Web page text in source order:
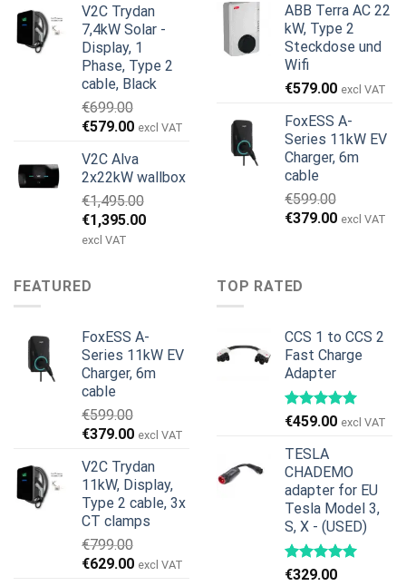
war:
€899.00
ist:
€499.00.
V2C Trydan
7,4kW Solar -
Display, 1
Phase, Type 2
cable, Black
€699.00
Ursprünglicher
war:
€699.00
€579.00Aktueller
ist:
€579.00.
excl VAT
V2C Alva
2x22kW wallbox
€1,495.00
Ursprünglicher
Preis
€1,395.00Aktueller
excl VAT
war:
€799.00
ist:
€629.00.
ABB Terra AC 22
kW, Type 2
Steckdose und
Wifi
€579.00 excl VAT
FoxESS A-
Series 11kW EV
Charger, 6m
cable
€599.00
Ursprünglicher
€379.00Aktueller
excl VAT
FEATURED
FoxESS A-
Series 11kW EV
Charger, 6m
cable
€599.00
Ursprünglicher
war:
€599.00
€379.00Aktueller
ist:
€379.00.
excl VAT
V2C Trydan
11kW, Display,
Type 2 cable, 3x
CT clamps
€799.00
Ursprünglicher
€629.00Aktueller
excl VAT
TOP RATED
CCS 1 to CCS 2
Fast Charge
Adapter
€459.00 excl VAT
TESLA
CHADEMO
adapter for EU
Tesla Model 3,
S, X - (USED)
€329.00